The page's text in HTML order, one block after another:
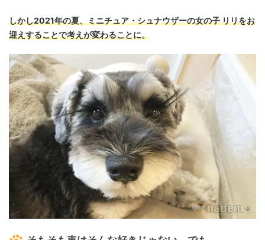
しかし2021年の夏、ミニチュア・シュナウザーの女の子 リリをお
迎えすることで考えが変わることに。